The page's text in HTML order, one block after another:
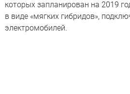
которых запланирован на 2019
в виде «мягких гибридов»,
электромобилей.